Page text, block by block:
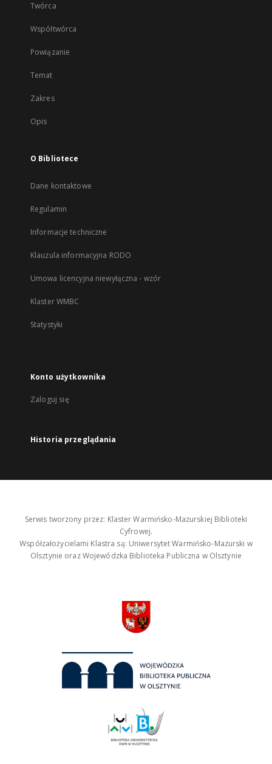
Twórca
Współtwórca
Powiązanie
Temat
Zakres
Opis
O Bibliotece
Dane kontaktowe
Regulamin
Informacje techniczne
Klauzula informacyjna RODO
Umowa licencyjna niewyłączna - wzór
Klaster WMBC
Statystyki
Konto użytkownika
Zaloguj się
Historia przeglądania
Serwis tworzony przez: Klaster Warmińsko-Mazurskiej Biblioteki
Cyfrowej.
Współzałożycielami Klastra są: Uniwersytet Warmińsko-Mazurski w
Olsztynie oraz Wojewódzka Biblioteka Publiczna w Olsztynie